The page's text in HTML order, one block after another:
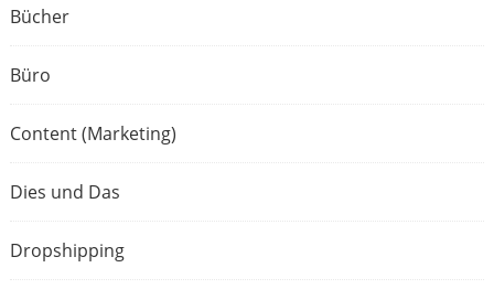
Bücher
Büro
Content (Marketing)
Dies und Das
Dropshipping